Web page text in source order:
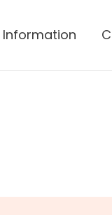
Information